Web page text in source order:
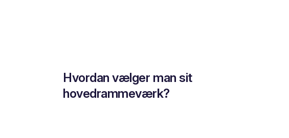
Hvordan vælger man sit
hovedrammeværk?